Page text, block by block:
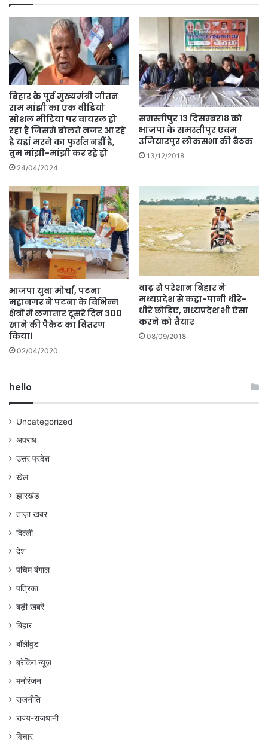
बिहार के पूर्व मुख्यमंत्री जीतन
राम मांझी का एक वीडियो
सोशल मीडिया पर वायरल हो
रहा है जिसमे बोलते नजर आ रहे
है यहां मरने का फुर्सत नहीं है,
तुम मांझी-मांझी कर रहे हो
24/04/2024
समस्तीपुर 13 दिसम्बर18 को
भाजपा के समस्तीपुर एवम
उजियारपुर लोकसभा की बैठक
13/12/2018
भाजपा युवा मोर्चा, पटना
महानगर ने पटना के विभिन्न
क्षेत्रों में लगातार दूसरे दिन 300
खाने की पैकेट का वितरण
किया।
02/04/2020
बाढ़ से परेशान बिहार ने
मध्यप्रदेश से कहा-पानी धीरे-
धीरे छोड़िए, मध्यप्रदेश भी ऐसा
करने को तैयार
08/09/2018
hello
Uncategorized
अपराध
उत्तर प्रदेश
खेल
झारखंड
ताज़ा ख़बर
दिल्ली
देश
पचिम बंगाल
पत्रिका
बड़ी खबरें
बिहार
बॉलीवुड
ब्रेकिंग न्यूज़
मनोरंजन
राजनीति
राज्य-राजधानी
विचार